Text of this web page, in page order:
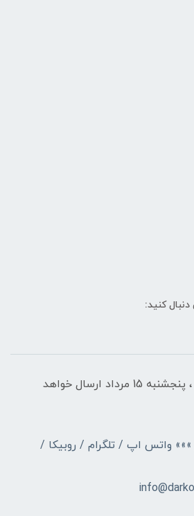
کنید:
تمامی سفارشات جدید ، پنجشنبه 15 مرداد ارسال خواهد
واتس اپ / تلگرام / روبیکا /